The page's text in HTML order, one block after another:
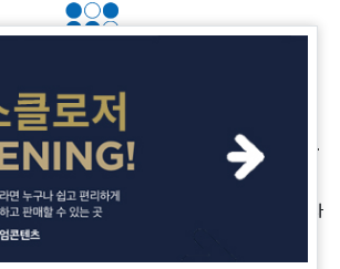
취급방침|광고후원 부가서비스|기사제보
정책
공항대로 45길 25 등록번호: 서울 아53981 등록일자
란 편집인: 신한진